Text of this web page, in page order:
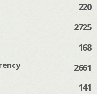
220
2725
168
2661
141